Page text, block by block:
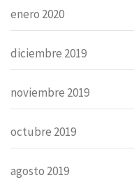
enero 2020
diciembre 2019
noviembre 2019
octubre 2019
agosto 2019